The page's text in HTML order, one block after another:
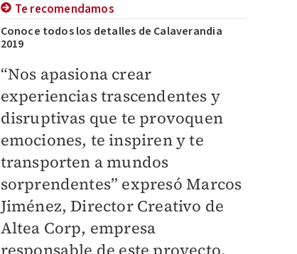
Te recomendamos
Conoce todos los detalles de Calaverandia
2019
“Nos apasiona crear
experiencias trascendentes y
disruptivas que te provoquen
emociones, te inspiren y te
transporten a mundos
sorprendentes” expresó Marcos
Jiménez, Director Creativo de
Altea Corp, empresa
responsable de este proyecto.